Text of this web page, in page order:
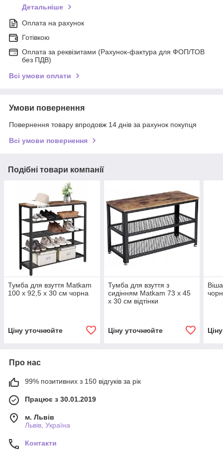
Детальніше
Оплата на рахунок
Готівкою
Оплата за реквізитами (Рахунок-фактура для ФОП/ТОВ
без ПДВ)
Всі умови оплати
Умови повернення
Повернення товару впродовж 14 днів за рахунок покупця
Всі умови повернення
Подібні товари компанії
Тумба для взуття Matkam
100 х 92,5 х 30 см чорна
Ціну уточнюйте
Тумба для взуття з
сидінням Matkam 73 х 45
х 30 см відтінки
Ціну уточнюйте
Про нас
99% позитивних з 150 відгуків за рік
Працює з 30.01.2019
м. Львів
Львів, Україна
Контакти